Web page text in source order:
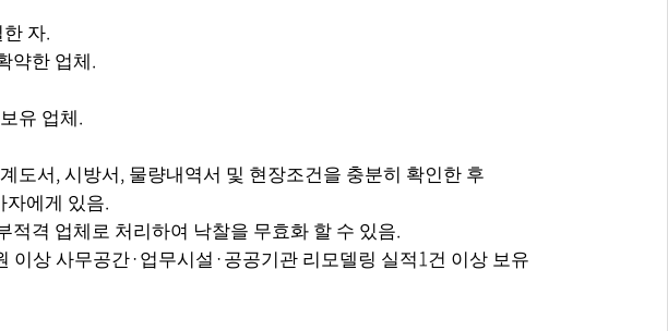
한 자.
약한 업체 .
유 업체 .
도서 , 시방서 , 물량내역서 및 현장조건을 충분히 확인한 후
자에게 있음.
적격 업체로 처리하여 낙찰을 무효화 할 수 있음.
이상 사무공간· 업무시설 · 공공기관 리모델링 실적1건 이상 보유